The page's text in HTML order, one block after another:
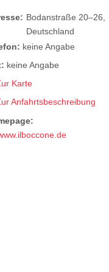
Bodanstraße 20–26
Deutschland
keine Angabe
keine Angabe
Karte
Anfahrtsbeschreibung